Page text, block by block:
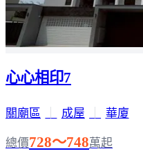
心心相印7
關廟區 成屋 華廈
總價728～748萬起